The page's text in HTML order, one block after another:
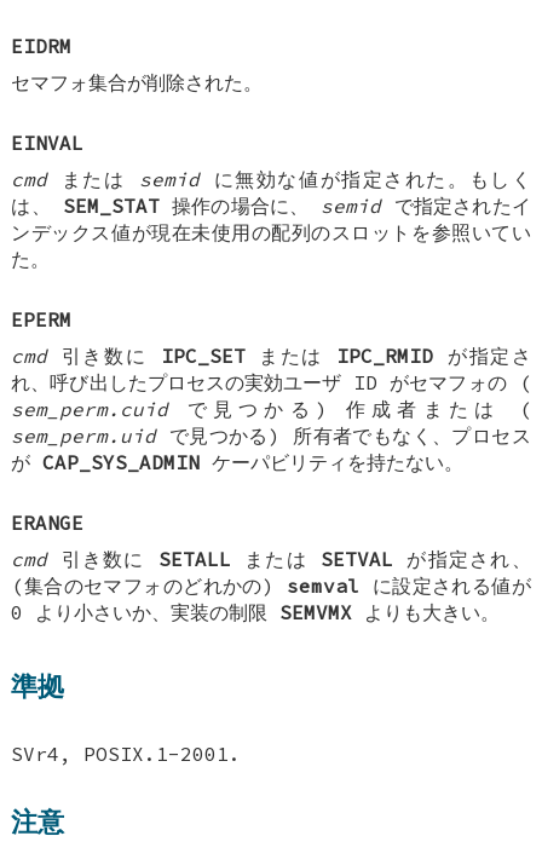
EIDRM
セマフォ集合が削除された。
EINVAL
cmdまたは semidに無効な値が指定された。もしく
は、 SEM_STAT操作の場合に、 semidで指定されたイ
ンデックス値が現在未使用の配列のスロットを参照いてい
た。
EPERM
cmd引き数に IPC_SETまたは IPC_RMID が指定さ
れ、呼び出したプロセスの実効ユーザ ID がセマフォの (
sem_perm.cuidで見つかる) 作成者または (
sem_perm.uidで見つかる) 所有者でもなく、プロセス
がCAP_SYS_ADMIN ケーパビリティを持たない。
ERANGE
cmd引き数に SETALL または SETVAL が指定され、
(集合のセマフォのどれかの) semval に設定される値が
0 より小さいか、実装の制限 SEMVMX よりも大きい。
準拠
SVr4, POSIX.1-2001.
注意